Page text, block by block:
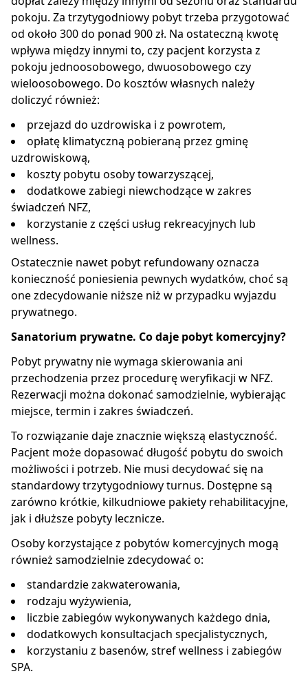
pokoju. Za trzytygodniowy pobyt trzeba przygotować
od około 300 do ponad 900 zł. Na ostateczną kwotę
wpływa między innymi to, czy pacjent korzysta z
pokoju jednoosobowego, dwuosobowego czy
wieloosobowego. Do kosztów własnych należy
doliczyć również:
przejazd do uzdrowiska i z powrotem,
opłatę klimatyczną pobieraną przez gminę
uzdrowiskową,
koszty pobytu osoby towarzyszącej,
dodatkowe zabiegi niewchodzące w zakres
świadczeń NFZ,
korzystanie z części usług rekreacyjnych lub
wellness.
Ostatecznie nawet pobyt refundowany oznacza
konieczność poniesienia pewnych wydatków, choć są
one zdecydowanie niższe niż w przypadku wyjazdu
prywatnego.
Sanatorium prywatne. Co daje pobyt komercyjny?
Pobyt prywatny nie wymaga skierowania ani
przechodzenia przez procedurę weryfikacji w NFZ.
Rezerwacji można dokonać samodzielnie, wybierając
miejsce, termin i zakres świadczeń.
To rozwiązanie daje znacznie większą elastyczność.
Pacjent może dopasować długość pobytu do swoich
możliwości i potrzeb. Nie musi decydować się na
standardowy trzytygodniowy turnus. Dostępne są
zarówno krótkie, kilkudniowe pakiety rehabilitacyjne,
jak i dłuższe pobyty lecznicze.
Osoby korzystające z pobytów komercyjnych mogą
również samodzielnie zdecydować o:
standardzie zakwaterowania,
rodzaju wyżywienia,
liczbie zabiegów wykonywanych każdego dnia,
dodatkowych konsultacjach specjalistycznych,
korzystaniu z basenów, stref wellness i zabiegów
SPA.